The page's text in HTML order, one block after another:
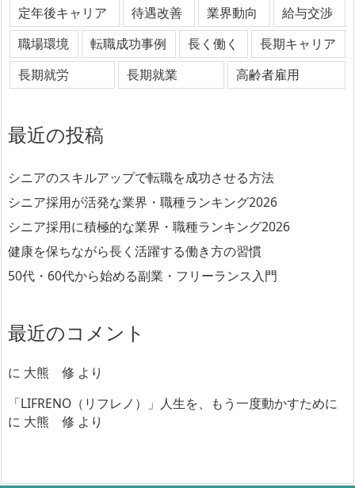
定年後キャリア
待遇改善 業界動向
給与交渉
職場環境
転職成功事例 長く働く
長期キャリア
長期就労
長期就業 高齢者雇用
最近の投稿
シニアのスキルアップで転職を成功させる方法
シニア採用が活発な業界・職種ランキング2026
シニア採用に積極的な業界・職種ランキング2026
健康を保ちながら長く活躍する働き方の習慣
50代・60代から始める副業・フリーランス入門
最近のコメント
に 大熊 修 より
「LIFRENO（リフレノ）」人生を、もう一度動かすために
に 大熊 修 より